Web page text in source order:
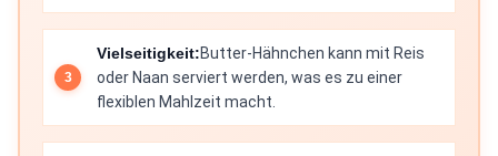
Vielseitigkeit:Butter-Hähnchen kann mit Reis
oder Naan serviert werden, was es zu einer
flexiblen Mahlzeit macht.